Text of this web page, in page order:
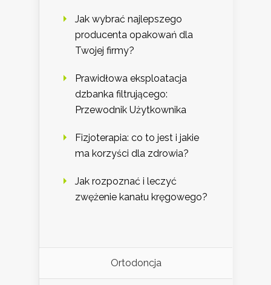
Jak wybrać najlepszego
producenta opakowań dla
Twojej firmy?
Prawidłowa eksploatacja
dzbanka filtrującego:
Przewodnik Użytkownika
Fizjoterapia: co to jest i jakie
ma korzyści dla zdrowia?
Jak rozpoznać i leczyć
zwężenie kanału kręgowego?
Ortodoncja